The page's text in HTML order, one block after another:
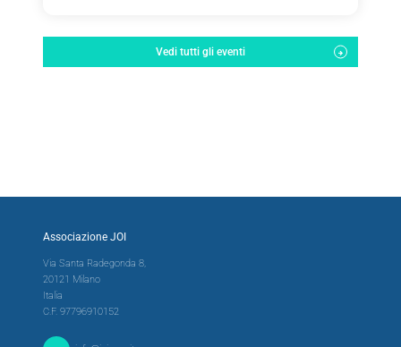
Vedi tutti gli eventi
Associazione JOI
Via Santa Radegonda 8,
20121 Milano
Italia
C.F. 97796910152